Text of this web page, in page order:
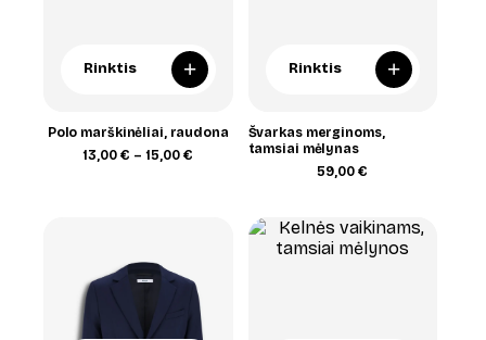
Rinktis +
Polo marškinėliai, raudona
13,00€ – 15,00€
Rinktis +
Švarkas merginoms,
tamsiai mėlynas
59,00€